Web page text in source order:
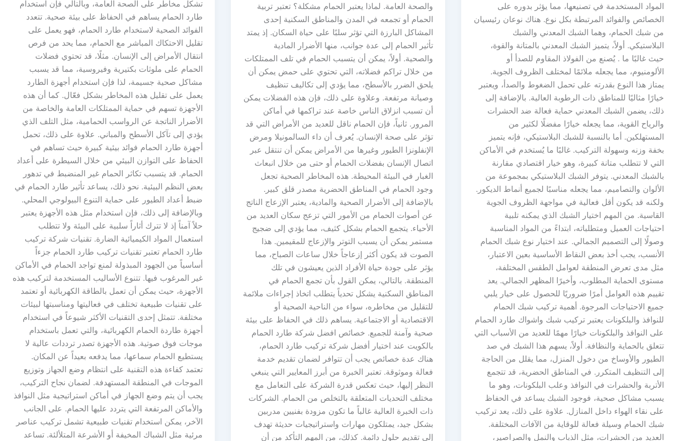
المواد المستخدمة في تصنيعها، مما يؤثر بدوره على
الخصائص والفوائد المرتبطة بكل نوع. هناك نوعان رئيسيان
من شبك الحمام، وهما الشبك المعدني والشبك
البلاستيكي. أولاً، يتميز الشبك المعدني بالمتانة والقوة،
حيث غالبًا ما . يُصنع من الفولاذ المقاوم للصدأ أو
الألومنيوم، مما يجعله ملائمًا لمختلف الظروف الجوية.
يمتاز هذا النوع بقدرته على تحمل الضغوط والصدأ، ويعتبر
خيارًا مثاليًا للمناطق ذات الرطوبة العالية. بالإضافة إلى
ذلك، يضمن الشبك المعدني حماية فعالة ضد الحشرات
والرياح القوية، مما يجعله خيارًا مفضلًا لكثير من
المستهلكين. أما بالنسبة للشبك البلاستيكي، فإنه يتميز
بخفة وزنه وسهولة التركيب. غالبًا ما يُستخدم في الأماكن
التي لا تتطلب متانة كبيرة، وهو خيار اقتصادي مقارنة
بالشبك المعدني. يتوفر الشبك البلاستيكي بمجموعة من
الألوان والتصاميم، مما يجعله مناسبًا لجميع أنماط الديكور.
ولكنه قد يكون أقل فعالية في مواجهة الظروف الجوية
القاسية. من المهم اختيار الشبك الذي يمكنه تلبية
احتياجات العميل ومتطلباته، ابتداءً من المواد المناسبة
وصولًا إلى التصميم الجمالي. عند اختيار نوع شبك الحمام
الأنسب، يجب أخذ بعض النقاط الأساسية بعين الاعتبار،
مثل مدى تعرض المنطقة لعوامل الطقس المختلفة،
مستوى الحماية المطلوب، وأخيرًا المظهر الجمالي. يعد
تقييم هذه العوامل أمرًا ضروريًا للحصول على خيار يلبي
جميع الاحتياجات المرجوة. أهمية تركيب شبك الحمام
للنوافذ والبلكونات يعتبر تركيب شبك واشواك طارد الحمام
على النوافذ والبلكونات خيارًا مهمًا للعديد من الأسباب التي
تتعلق بالحماية والنظافة. أولاً، يسهم هذا الشبك في صد
الطيور والأوساخ من دخول المنزل، مما يقلل من الحاجة
إلى التنظيف المتكرر. في المناطق الحضرية، قد تتجمع
الأتربة والحشرات في النوافذ وعلب البلكونات، وهو ما
يسبب مشاكل صحية، فوجود الشبك يساعد في الحفاظ
على نقاء الهواء داخل المنازل. علاوة على ذلك، يعد تركيب
شبك الحمام وسيلة فعالة للوقاية من الآفات المختلفة.
العديد من الحشرات، مثل الذباب والنمل والصراصير،
والصحة العامة. لماذا يعتبر الحمام مشكلة؟ تعتبر تربية
الحمام أو تجمعه في المدن والمناطق السكنية إحدى
المشاكل البارزة التي تؤثر سلبًا على حياة السكان. إذ يمتد
تأثير الحمام إلى عدة جوانب، منها الأضرار المادية
والصحية. أولاً، يمكن أن يتسبب الحمام في تلف الممتلكات
من خلال تراكم فضلاته، التي تحتوي على حمض يمكن أن
يلحق الضرر بالأسطح، مما يؤدي إلى تكاليف تنظيف
وصيانة مرتفعة. وعلاوة على ذلك، فإن هذه الفضلات يمكن
أن تسبب انزلاق الناس خاصة عند تراكمها في أماكن
المرور. ثانياً، فإن الحمام ناقل للعديد من الأمراض التي قد
تؤثر على صحة الإنسان. يُعرف أن داء السالمونيلا ومرض
الإنفلونزا الطيور وغيرها من الأمراض يمكن أن تنتقل عبر
اتصال الإنسان بفضلات الحمام أو حتى من خلال انبعاث
الغبار في البيئة المحيطة. هذه المخاطر الصحية تجعل
وجود الحمام في المناطق الحضرية مصدر قلق كبير.
بالإضافة إلى الأضرار الصحية والمادية، يعتبر الإزعاج الناتج
عن أصوات الحمام من الأمور التي تزعج سكان العديد من
الأحياء. يتجمع الحمام بشكل كثيف، مما يؤدي إلى ضجيج
مستمر يمكن أن يسبب التوتر والإزعاج للمقيمين. هذا
الصوت قد يكون أكثر إزعاجاً خلال ساعات الصباح، مما
يؤثر على جودة حياة الأفراد الذين يعيشون في تلك
المنطقة. بالتالي، يمكن القول بأن تجمع الحمام في
المناطق السكنية يشكل تحدياً يتطلب اتخاذ إجراءات ملائمة
للتقليل من مخاطره، سواء من الناحية الصحية أو
الاقتصادية أو الاجتماعية. يساهم ذلك في الحفاظ على بيئة
صحية وآمنة للجميع. خصائص افضل شركة طارد الحمام
بالكويت عند اختيار أفضل شركة تركيب طارد الحمام،
هناك عدة خصائص يجب أن تتوافر لضمان تقديم خدمة
فعالة وموثوقة. تعتبر الخبرة من أبرز المعايير التي ينبغي
النظر إليها، حيث تعكس قدرة الشركة على التعامل مع
مختلف التحديات المتعلقة بالتخلص من الحمام. الشركات
ذات الخبرة العالية غالباً ما تكون مزودة بفنيين مدربين
بشكل جيد، يمتلكون مهارات واستراتيجيات حديثة تهدف
إلى تقديم حلول دائمة. كذلك، من المهم التأكد من أن
تشكل مخاطر على الصحة العامة، وبالتالي فإن استخدام
طارد الحمام يساهم في الحفاظ على بيئة صحية. تتعدد
الفوائد الصحية لاستخدام طارد الحمام، فهو يعمل على
تقليل الاحتكاك المباشر مع الحمام، مما يحد من فرص
انتقال الأمراض إلى الإنسان. مثلًا، قد تحتوي فضلات
الحمام على ملوثات بكتيرية وفيروسية، مما قد يسبب
مشاكل صحية جسيمة، لذا فإن استخدام أجهزة الطارد
يعمل على تقليل هذه المخاطر بشكل فعّال. كما أن هذه
الأجهزة تسهم في حماية الممتلكات العامة والخاصة من
الأضرار الناتجة عن الرواسب الحمامية، مثل التلف الذي
يؤدي إلى تآكل الأسطح والمباني. علاوة على ذلك، تحمل
أجهزة طارد الحمام فوائد بيئية كبيرة حيث تساهم في
الحفاظ على التوازن البيئي من خلال السيطرة على أعداد
الحمام. قد يتسبب تكاثر الحمام غير المنضبط في تدهور
بعض النظم البيئية. نحو ذلك، يساعد تأثير طارد الحمام في
ضبط أعداد الطيور على حماية التنوع البيولوجي المحلي.
وبالإضافة إلى ذلك، فإن استخدام مثل هذه الأجهزة يعتبر
حلاً آمناً إذ لا تترك أثاراً سلبية على البيئة ولا تتطلب
استعمال المواد الكيميائية الضارة. تقنيات شركة تركيب
طارد الحمام تعتبر تقنيات تركيب طارد الحمام جزءاً
أساسياً من الجهود المبذولة لمنع تواجد الحمام في الأماكن
غير المرغوب فيها. تتنوع الأساليب المستخدمة لتركيب هذه
الأجهزة، حيث يمكن أن تعمل بالطاقة الكهربائية أو تعتمد
على تقنيات طبيعية تختلف في فعاليتها ومناسبتها لبيئات
مختلفة. تتمثل إحدى التقنيات الأكثر شيوعاً في استخدام
أجهزة طاردة الحمام الكهربائية، والتي تعمل باستخدام
موجات فوق صوتية. هذه الأجهزة تصدر ترددات عالية لا
يستطيع الحمام سماعها، مما يدفعه بعيداً عن المكان.
تعتمد كفاءة هذه التقنية على انتظام وضع الجهاز وتوزيع
الموجات في المنطقة المستهدفة. لضمان نجاح التركيب،
يجب أن يتم وضع الجهاز في أماكن استراتيجية مثل النوافذ
والأماكن المرتفعة التي يتردد عليها الحمام. على الجانب
الآخر، يمكن استخدام تقنيات طبيعية تشمل تركيب عناصر
مرئية مثل الشباك المخيفة أو الأشرعة المتلألئة. تساعد